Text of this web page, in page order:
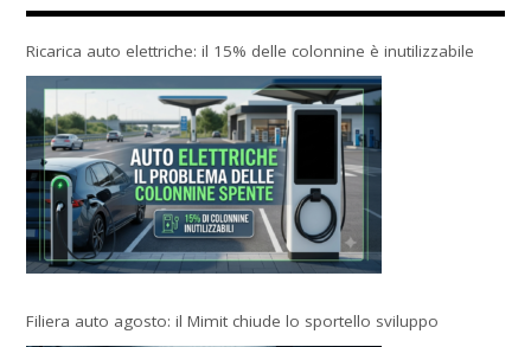
Ricarica auto elettriche: il 15% delle colonnine è inutilizzabile
Filiera auto agosto: il Mimit chiude lo sportello sviluppo